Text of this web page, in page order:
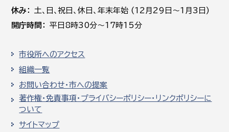
休み
土､日､祝日、休日、年末年始 (12月29日～1月3日)
開庁時間
平日8時30分～17時15分
市役所へのアクセス
組織一覧
お問い合わせ・市への提案
著作権・免責事項・プライバシーポリシー・リンクポリシーに
ついて
サイトマップ